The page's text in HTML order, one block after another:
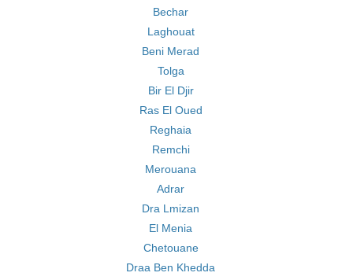
Bechar
Laghouat
Beni Merad
Tolga
Bir El Djir
Ras El Oued
Reghaia
Remchi
Merouana
Adrar
Dra Lmizan
El Menia
Chetouane
Draa Ben Khedda